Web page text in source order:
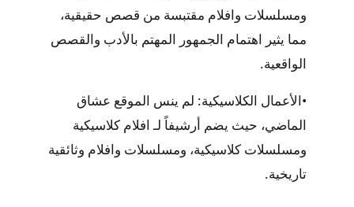
ومسلسلات وافلام مقتبسة من قصص حقيقية،
مما يثير اهتمام الجمهور المهتم بالأدب والقصص
الواقعية.
•الأعمال الكلاسيكية: لم ينس الموقع عشاق
الماضي، حيث يضم أرشيفاً لـافلام كلاسيكية
ومسلسلات كلاسيكية، ومسلسلات وافلام وثائقية
تاريخية.